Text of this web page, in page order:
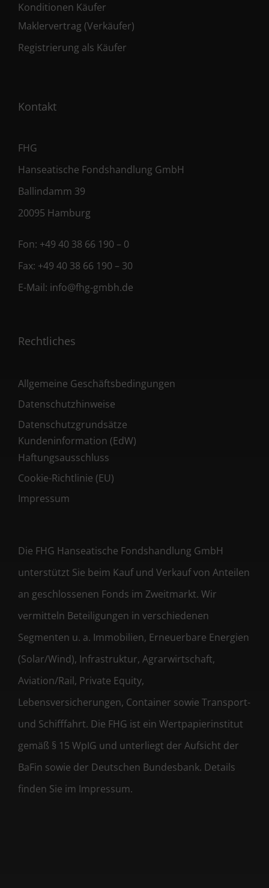
Konditionen Käufer
Maklervertrag (Verkäufer)
Registrierung als Käufer
Kontakt
FHG
Hanseatische Fondshandlung GmbH
Ballindamm 39
20095 Hamburg
Fon: +49 40 38 66 190 – 0
Fax: +49 40 38 66 190 – 30
E-Mail: info@fhg-gmbh.de
Rechtliches
Allgemeine Geschäftsbedingungen
Datenschutzhinweise
Datenschutzgrundsätze
Kundeninformation (EdW)
Haftungsausschluss
Cookie-Richtlinie (EU)
Impressum
Die FHG Hanseatische Fondshandlung GmbH
unterstützt Sie beim Kauf und Verkauf von Anteilen
an geschlossenen Fonds im Zweitmarkt. Wir
vermitteln Beteiligungen in verschiedenen
Segmenten u. a. Immobilien, Erneuerbare Energien
(Solar/Wind), Infrastruktur, Agrarwirtschaft,
Aviation/Rail, Private Equity,
Lebensversicherungen, Container sowie Transport-
und Schifffahrt. Die FHG ist ein Wertpapierinstitut
gemäß § 15 WpIG und unterliegt der Aufsicht der
BaFin sowie der Deutschen Bundesbank. Details
finden Sie im Impressum.